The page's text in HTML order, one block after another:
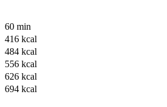
60 min
416 kcal
484 kcal
556 kcal
626 kcal
694 kcal